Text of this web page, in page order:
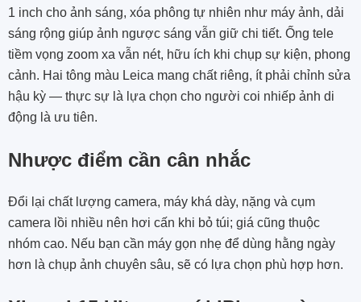
1 inch cho ảnh sáng, xóa phông tự nhiên như máy ảnh, dải
sáng rộng giúp ảnh ngược sáng vẫn giữ chi tiết. Ống tele
tiềm vọng zoom xa vẫn nét, hữu ích khi chụp sự kiện, phong
cảnh. Hai tông màu Leica mang chất riêng, ít phải chỉnh sửa
hậu kỳ — thực sự là lựa chọn cho người coi nhiếp ảnh di
động là ưu tiên.
Nhược điểm cần cân nhắc
Đổi lại chất lượng camera, máy khá dày, nặng và cụm
camera lồi nhiều nên hơi cấn khi bỏ túi; giá cũng thuộc
nhóm cao. Nếu bạn cần máy gọn nhẹ để dùng hằng ngày
hơn là chụp ảnh chuyên sâu, sẽ có lựa chọn phù hợp hơn.